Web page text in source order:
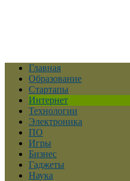
Главная
Образование
Стартапы
Интернет
Технологии
Электроника
ПО
Игры
Бизнес
Гаджеты
Наука